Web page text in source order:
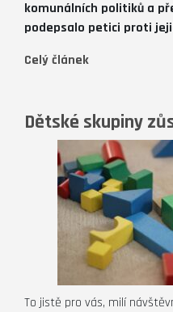
komunálních politiků a
podepsalo petici proti
Celý článek
Dětské skupiny
To jistě pro vás, milí